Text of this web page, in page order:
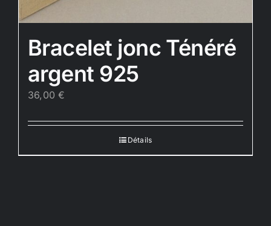
Bracelet jonc Ténéré
argent 925
36,00€
Détails